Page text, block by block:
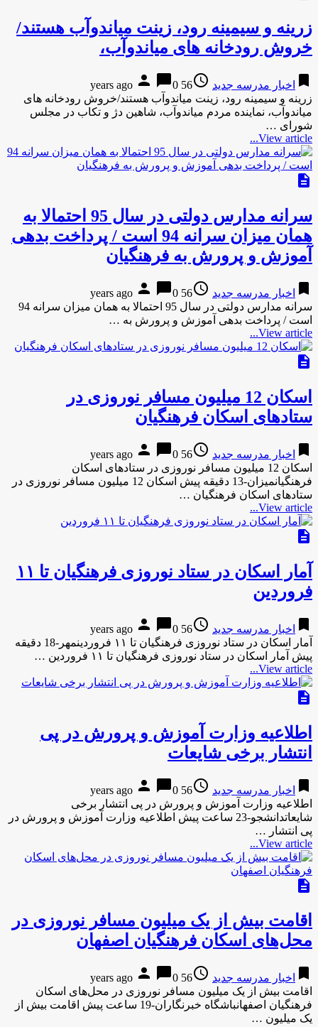
زرینه و سیمینه رود، زینت میاندوآب هستند/
خروش رودخانه های میاندوآب،
bookmark اخبار مدرسه جدید access_time
56 years ago
person chat_bubble0
زرینه و سیمینه رود، زینت میاندوآب هستند/خروش رودخانه های
میاندوآب، نماینده مردم میاندوآب، شاهین دژ و تکاب در مجلس
شورای …
View article...
description
سرانه مدارس دولتی در سال 95 احتمالا به
همان میزان سرانه 94 است / پرداخت بدهی
آموزش و پرورش به فرهنگیان
bookmark اخبار مدرسه جدید access_time
56 years ago
person chat_bubble0
سرانه مدارس دولتی در سال 95 احتمالا به همان میزان سرانه 94
است / پرداخت بدهی آموزش و پرورش به …
View article...
description
اسکان 12 میلیون مسافر نوروزی در
ستادهای اسکان فرهنگیان
bookmark اخبار مدرسه جدید access_time
56 years ago
person chat_bubble0
اسکان 12 میلیون مسافر نوروزی در ستادهای اسکان
فرهنگیانمیزان-13 دقیقه پیش اسکان 12 میلیون مسافر نوروزی در
ستادهای اسکان فرهنگیان …
View article...
description
آمار اسکان در ستاد نوروزی فرهنگیان تا ۱۱
فروردین
bookmark اخبار مدرسه جدید access_time
56 years ago
person chat_bubble0
آمار اسکان در ستاد نوروزی فرهنگیان تا ۱۱ فروردینمهر-18 دقیقه
پیش آمار اسکان در ستاد نوروزی فرهنگیان تا ۱۱ فروردین …
View article...
description
اطلاعیه وزارت آموزش و پرورش در پی
انتشار برخی شایعات
bookmark اخبار مدرسه جدید access_time
56 years ago
person chat_bubble0
اطلاعیه وزارت آموزش و پرورش در پی انتشار برخی
شایعاتدانشجو-23 ساعت پیش اطلاعیه وزارت آموزش و پرورش در
پی انتشار …
View article...
description
اقامت بیش از یک میلیون مسافر نوروزی در
محل‌های اسکان فرهنگیان اصفهان
bookmark اخبار مدرسه جدید access_time
56 years ago
person chat_bubble0
اقامت بیش از یک میلیون مسافر نوروزی در محل‌های اسکان
فرهنگیان اصفهانباشگاه خبرنگاران-19 ساعت پیش اقامت بیش از
یک میلیون …